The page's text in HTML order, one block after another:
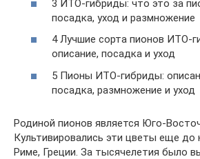
3 ИТО-гибриды: что это за
посадка, уход и размножение
4 Лучшие сорта пионов ИТО-
описание, посадка и уход
5 Пионы ИТО-гибриды:
посадка, размножение и уход
Родиной пионов является Юго-
Культивировались эти цветы еще до
Риме, Греции. За тысячелетия было